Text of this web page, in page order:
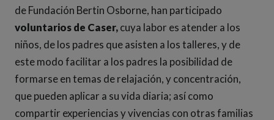
de Fundación Bertin Osborne, han participado
voluntarios de Caser,cuya labor es atender a los
niños, de los padres que asisten a los talleres, y de
este modo facilitar a los padres la posibilidad de
formarse en temas de relajación, y concentración,
que pueden aplicar a su vida diaria; así como
compartir experiencias y vivencias con otras familias